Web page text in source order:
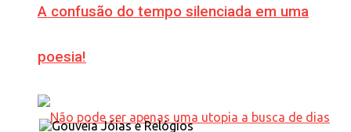
A confusão do tempo silenciada em uma
poesia!